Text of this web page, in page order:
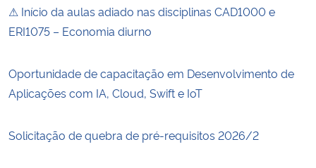
⚠ Início da aulas adiado nas disciplinas CAD1000 e
ERI1075 – Economia diurno
Oportunidade de capacitação em Desenvolvimento de
Aplicações com IA, Cloud, Swift e IoT
Solicitação de quebra de pré-requisitos 2026/2